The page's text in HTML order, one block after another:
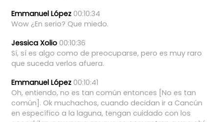
Emmanuel López 00:10:34
Wow ¿En serio? Que miedo.
Jessica Xolio 00:10:36
Sí, sí es algo como de preocuparse, pero es muy raro
que suceda verlos afuera.
Emmanuel López 00:10:41
Oh, entiendo, no es tan común entonces [No es tan
común]. Ok muchachos, cuando decidan ir a Cancún
en específico a la laguna, tengan cuidado con los